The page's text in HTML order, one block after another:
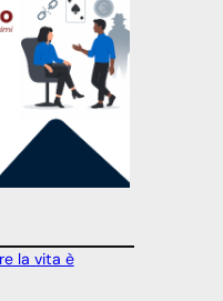
la vita è